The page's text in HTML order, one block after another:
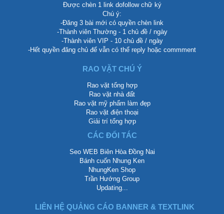
Được chèn 1 link dofollow chữ ký
Chú ý:
-Đăng 3 bài mới có quyền chèn link
-Thành viên Thường - 1 chủ đề / ngày
-Thành viên VIP - 10 chủ đề / ngày
-Hết quyền đăng chủ để vẫn có thể reply hoặc commment
RAO VẶT CHÚ Ý
Rao vặt tổng hợp
Rao vặt nhà đất
Rao vặt mỹ phẩm làm đẹp
Rao vặt điện thoại
Giải trí tổng hợp
CÁC ĐỐI TÁC
Seo WEB Biên Hòa Đồng Nai
Bánh cuốn Nhung Ken
NhungKen Shop
Trần Hướng Group
Updating...
LIÊN HỆ QUẢNG CÁO BANNER & TEXTLINK